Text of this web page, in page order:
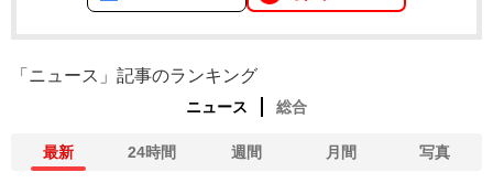
「ニュース」記事のランキング
ニュース 総合
最新 24時間 週間 月間 写真